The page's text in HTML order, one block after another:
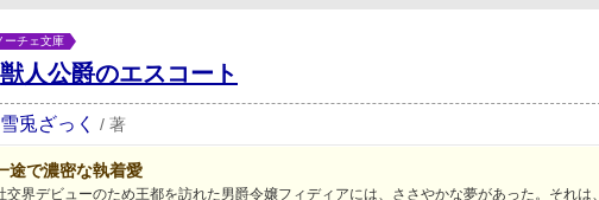
ーチェ文庫
獣人公爵のエスコート
雪兎ざっく / 著
途で濃密な執着愛
交界デビューのため王都を訪れた男爵令嬢フィディアには、ささやかな夢があった。それは、